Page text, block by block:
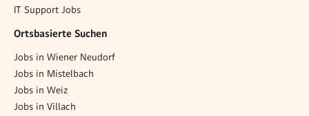
IT Support Jobs
Ortsbasierte Suchen
Jobs in Wiener Neudorf
Jobs in Mistelbach
Jobs in Weiz
Jobs in Villach